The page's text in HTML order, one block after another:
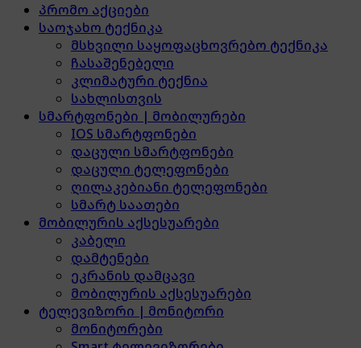
პრომო აქციები
საოჯახო ტექნიკა
მსხვილი საყოფაცხოვრებო ტექნიკა
ჩასაშენებელი
კლიმატური ტექნია
სახლისთვის
სმარტფონები | მობილურები
IOS სმარტფონები
დაცული სმარტფონები
დაცული ტელეფონები
ღილაკებიანი ტელეფონები
სმარტ საათები
მობილურის აქსესუარები
კაბელი
დამტენები
ეკრანის დამცავი
მობილურის აქსესუარები
ტელევიზორი | მონიტორი
მონიტორები